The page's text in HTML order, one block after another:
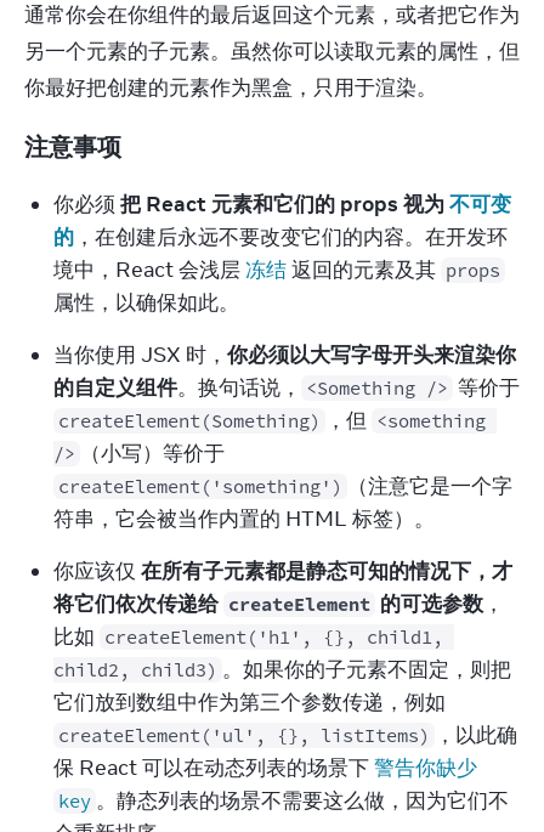
通常你会在你组件的最后返回这个元素，或者把它作为
另一个元素的子元素。虽然你可以读取元素的属性，但
你最好把创建的元素作为黑盒，只用于渲染。
注意事项
你必须 把 React 元素和它们的 props 视为 不可变
的 ，在创建后永远不要改变它们的内容。在开发环
境中，React 会浅层 冻结 返回的元素及其 props
属性，以确保如此。
当你使用 JSX 时， 你必须以大写字母开头来渲染你
的自定义组件。换句话说， <Something />
createElement(Something) ，但 <something
/>
createElement('something')
（注意它是一个字
符串，它会被当作内置的 HTML 标签）。
你应该仅 在所有子元素都是静态可知的情况下，才
将它们依次传递给 createElement 的可选参数 ，
比如 createElement('h1', {}, child1,
child2, child3) 。如果你的子元素不固定，则把
createElement('ul', {}, listItems)
，以此确
保 React 可以在动态列表的场景下
key 。静态列表的场景不需要这么做，因为它们不